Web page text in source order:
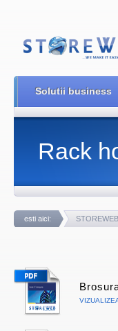
Solutii business
Rack
esti aici: STOREWEB